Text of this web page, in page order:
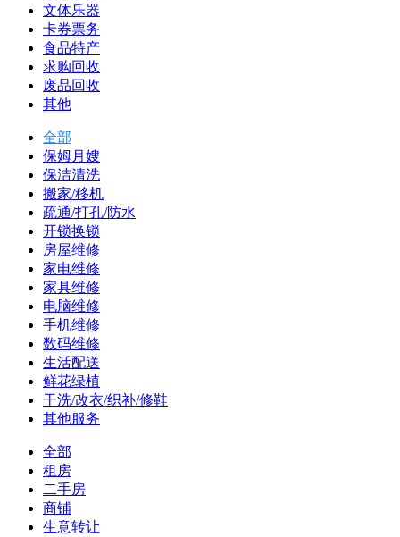
文体乐器
卡券票务
食品特产
求购回收
废品回收
其他
全部
保姆月嫂
保洁清洗
搬家/移机
疏通/打孔/防水
开锁换锁
房屋维修
家电维修
家具维修
电脑维修
手机维修
数码维修
生活配送
鲜花绿植
干洗/改衣/织补/修鞋
其他服务
全部
租房
二手房
商铺
生意转让